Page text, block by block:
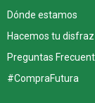
Dónde estamos
Hacemos tu disfraz
Preguntas
#CompraFutura